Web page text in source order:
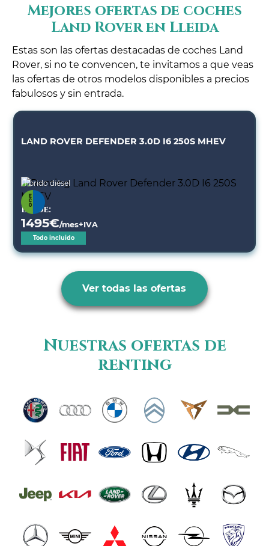
Mejores ofertas de coches
Land Rover en Lleida
Estas son las ofertas destacadas de coches Land
Rover, si no te convencen, te invitamos a que veas
las ofertas de otros modelos disponibles a precios
fabulosos y sin entrada.
LAND ROVER DEFENDER 3.0D I6 250S MHEV
Híbrido diésel
Desde:
1495€/mes+IVA
Todo incluido
Ver todas las ofertas
Nuestras ofertas de
renting